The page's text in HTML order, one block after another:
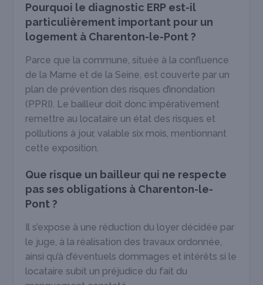
Pourquoi le diagnostic ERP est-il
particulièrement important pour un
logement à Charenton-le-Pont ?
Parce que la commune, située à la confluence
de la Marne et de la Seine, est couverte par un
plan de prévention des risques d’inondation
(PPRI). Le bailleur doit donc impérativement
remettre au locataire un état des risques et
pollutions à jour, valable six mois, mentionnant
cette exposition.
Que risque un bailleur qui ne respecte
pas ses obligations à Charenton-le-
Pont ?
Il s’expose à une réduction du loyer décidée par
le juge, à la réalisation des travaux ordonnée,
ainsi qu’à d’éventuels dommages et intérêts si le
locataire subit un préjudice du fait du